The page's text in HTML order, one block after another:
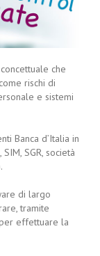
che
rischi di
e sistemi
Banca d’Italia in
SGR, società
di largo
tramite
effettuare la